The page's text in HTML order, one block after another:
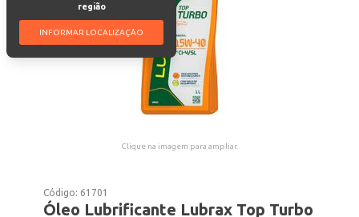
região
INFORMAR LOCALIZAÇÃO
Clique na imagem para ampliar.
Código: 61701
Óleo Lubrificante Lubrax Top Turbo